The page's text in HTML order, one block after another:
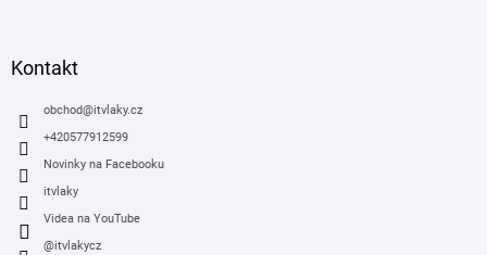
Kontakt
obchod@itvlaky.cz
+420577912599
Novinky na Facebooku
itvlaky
Videa na YouTube
@itvlakycz